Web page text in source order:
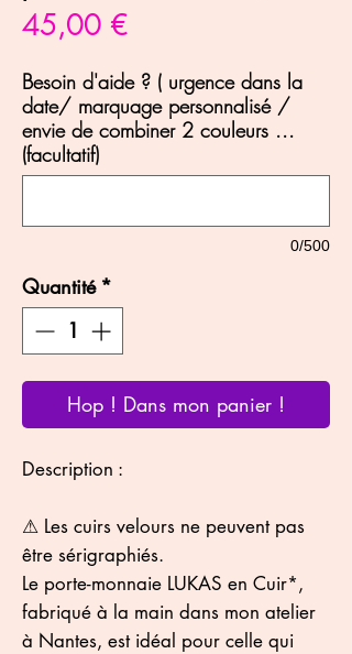
45,00 €Prix
Besoin d'aide ? ( urgence dans la
date/ marquage personnalisé /
envie de combiner 2 couleurs ...
(facultatif)
0/500
Quantité *
Hop ! Dans mon panier !
Description :
⚠ Les cuirs velours ne peuvent pas
être sérigraphiés.
Le porte-monnaie LUKAS en Cuir*,
fabriqué à la main dans mon atelier
à Nantes, est idéal pour celle qui